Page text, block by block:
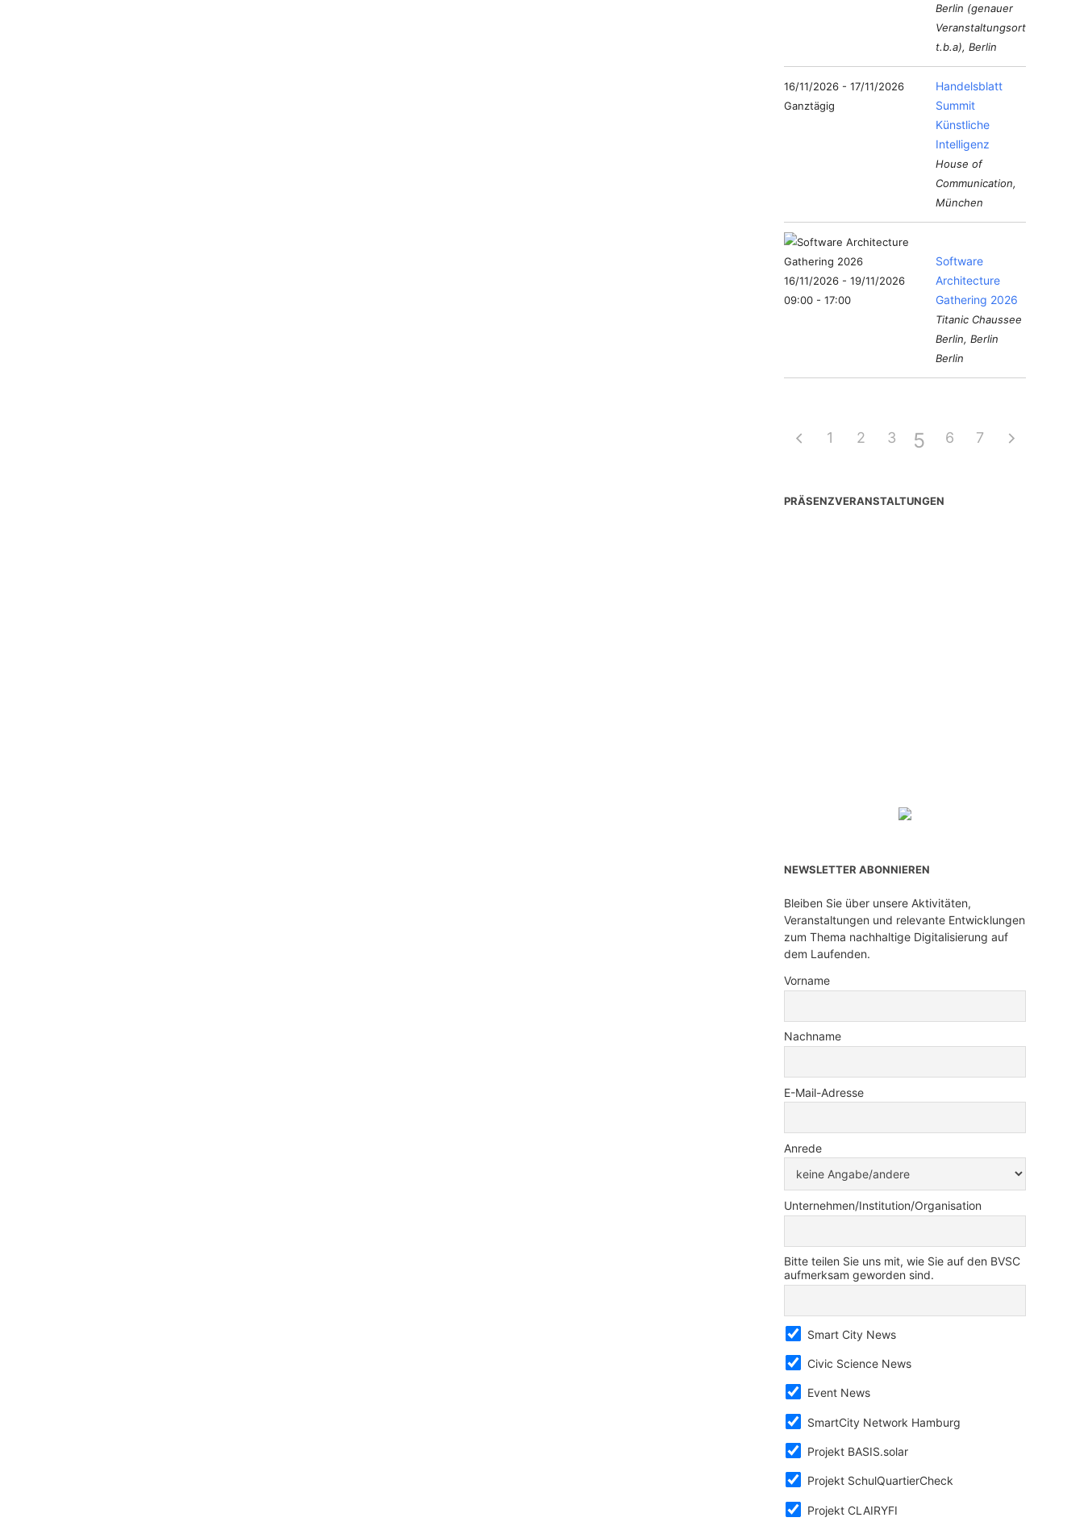
Berlin (genauer
Veranstaltungsort
t.b.a), Berlin
16/11/2026 - 17/11/2026
Ganztägig
Handelsblatt
Summit
Künstliche
Intelligenz
House of
Communication,
München
16/11/2026 - 19/11/2026
09:00 - 17:00
Software
Architecture
Gathering 2026
Titanic Chaussee
Berlin, Berlin
Berlin
1 2 3 4
5 6 7
PRÄSENZVERANSTALTUNGEN
NEWSLETTER ABONNIEREN
Bleiben Sie über unsere Aktivitäten,
Veranstaltungen und relevante Entwicklungen
zum Thema nachhaltige Digitalisierung auf
dem Laufenden.
Vorname
Nachname
E-Mail-Adresse
Anrede
Unternehmen/Institution/Organisation
Bitte teilen Sie uns mit, wie Sie auf den BVSC
aufmerksam geworden sind.
Smart City News
Civic Science News
Event News
SmartCity Network Hamburg
Projekt BASIS.solar
Projekt SchulQuartierCheck
Projekt CLAIRYFI